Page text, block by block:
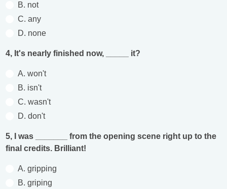
B. not
C. any
D. none
4, It's nearly finished now, _____ it?
A. won't
B. isn't
C. wasn't
D. don't
5, I was _______ from the opening scene right up to the
final credits. Brilliant!
A. gripping
B. griping